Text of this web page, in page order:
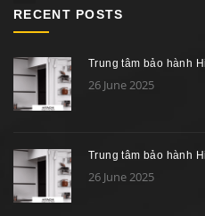
RECENT POSTS
Trung tâm bảo hành
26 June 2025
Trung tâm bảo hành
26 June 2025